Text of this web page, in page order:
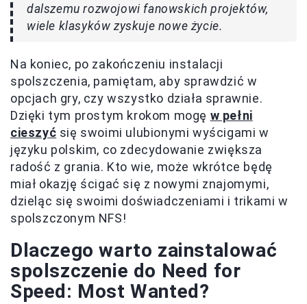
dalszemu rozwojowi fanowskich projektów,
wiele klasyków zyskuje nowe życie.
Na koniec, po zakończeniu instalacji
spolszczenia, pamiętam, aby sprawdzić w
opcjach gry, czy wszystko działa sprawnie.
Dzięki tym prostym krokom mogę w pełni
cieszyć się swoimi ulubionymi wyścigami w
języku polskim, co zdecydowanie zwiększa
radość z grania. Kto wie, może wkrótce będę
miał okazję ścigać się z nowymi znajomymi,
dzieląc się swoimi doświadczeniami i trikami w
spolszczonym NFS!
Dlaczego warto zainstalować
spolszczenie do Need for
Speed: Most Wanted?